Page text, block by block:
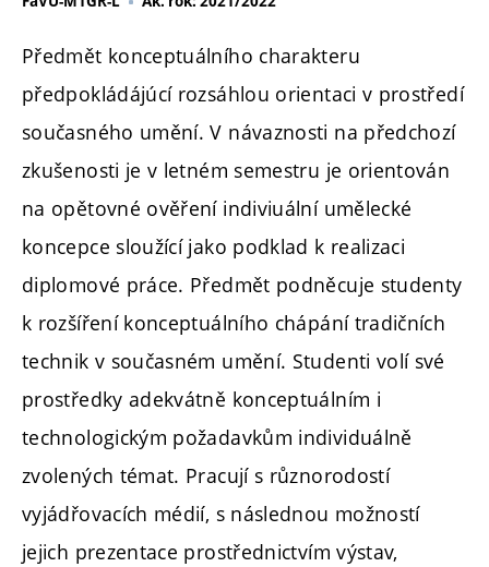
Předmět konceptuálního charakteru
předpokládájúcí rozsáhlou orientaci v prostředí
současného umění. V návaznosti na předchozí
zkušenosti je v letném semestru je orientován
na opětovné ověření indiviuální umělecké
koncepce sloužící jako podklad k realizaci
diplomové práce. Předmět podněcuje studenty
k rozšíření konceptuálního chápání tradičních
technik v současném umění. Studenti volí své
prostředky adekvátně konceptuálním i
technologickým požadavkům individuálně
zvolených témat. Pracují s různorodostí
vyjádřovacích médií, s následnou možností
jejich prezentace prostřednictvím výstav,